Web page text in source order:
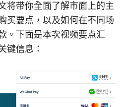
将带你全面了解市面上的主
买要点，以及如何在不同场
。下面是本次视频要点汇
键信息：